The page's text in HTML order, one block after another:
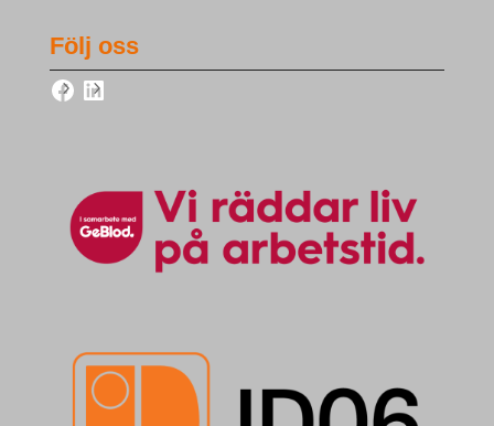
Följ oss
FacebookLinkedIn